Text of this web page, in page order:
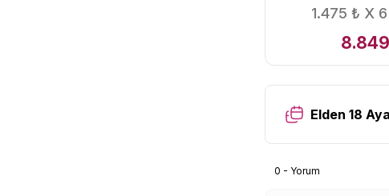
1.475 ₺ X
Elden 18
0 - Yorum